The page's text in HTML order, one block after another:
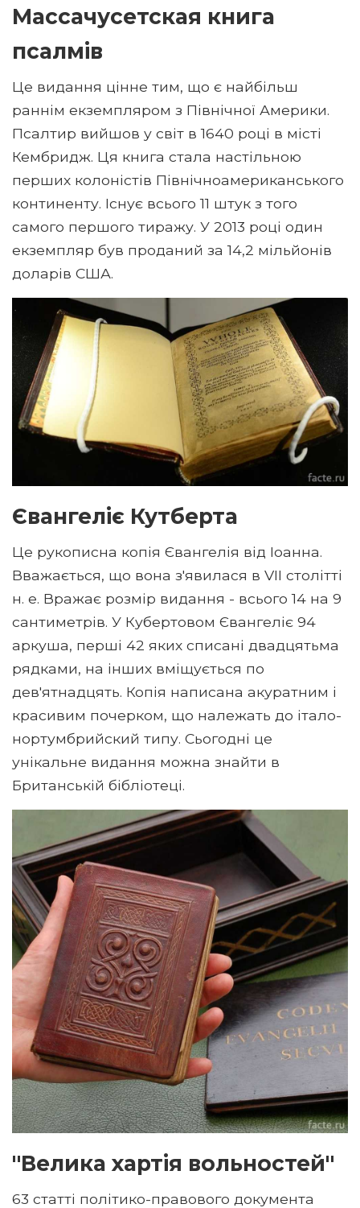
Массачусетская книга
псалмів
Це видання цінне тим, що є найбільш
раннім екземпляром з Північної Америки.
Псалтир вийшов у світ в 1640 році в місті
Кембридж. Ця книга стала настільною
перших колоністів Північноамериканського
континенту. Існує всього 11 штук з того
самого першого тиражу. У 2013 році один
екземпляр був проданий за 14,2 мільйонів
доларів США.
Євангеліє Кутберта
Це рукописна копія Євангелія від Іоанна.
Вважається, що вона з'явилася в VII столітті
н. е. Вражає розмір видання - всього 14 на 9
сантиметрів. У Кубертовом Євангеліє 94
аркуша, перші 42 яких списані двадцятьма
рядками, на інших вміщується по
дев'ятнадцять. Копія написана акуратним і
красивим почерком, що належать до італо-
нортумбрийский типу. Сьогодні це
унікальне видання можна знайти в
Британській бібліотеці.
"Велика хартія вольностей"
63 статті політико-правового документа